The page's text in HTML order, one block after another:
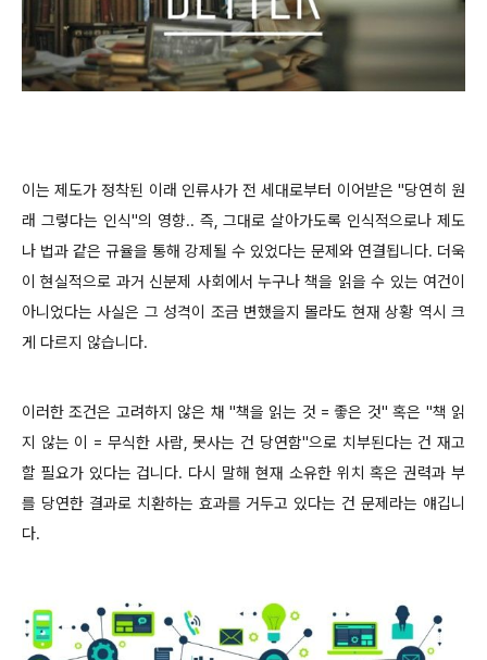
이는 제도가 정착된 이래 인류사가 전 세대로부터 이어받은 "당연히 원
래 그렇다는 인식"의 영향.. 즉, 그대로 살아가도록 인식적으로나 제도
나 법과 같은 규율을 통해 강제될 수 있었다는 문제와 연결됩니다. 더욱
이 현실적으로 과거 신분제 사회에서 누구나 책을 읽을 수 있는 여건이
아니었다는 사실은 그 성격이 조금 변했을지 몰라도 현재 상황 역시 크
게 다르지 않습니다.
이러한 조건은 고려하지 않은 채 "책을 읽는 것 = 좋은 것" 혹은 "책 읽
지 않는 이 = 무식한 사람, 못사는 건 당연함"으로 치부된다는 건 재고
할 필요가 있다는 겁니다. 다시 말해 현재 소유한 위치 혹은 권력과 부
를 당연한 결과로 치환하는 효과를 거두고 있다는 건 문제라는 얘깁니
다.